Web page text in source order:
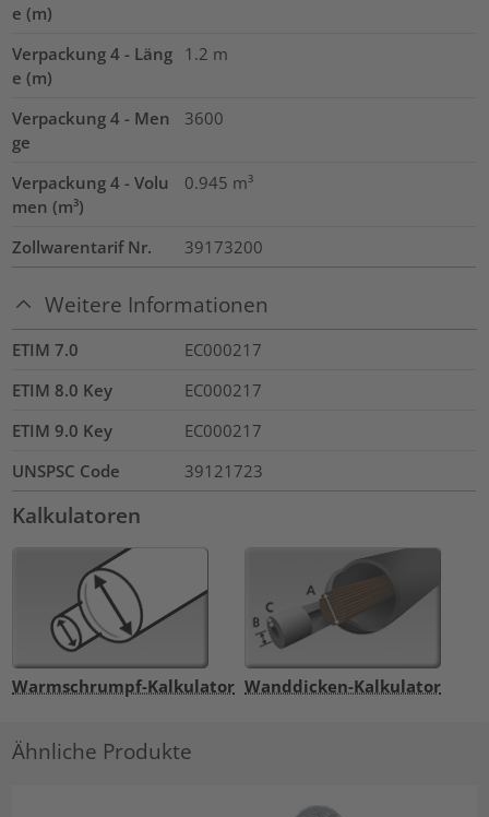
e (m)
Verpackung 4 - Läng
e (m)
1.2 m
Verpackung 4 - Men
ge
3600
Verpackung 4 - Volu
men (m³)
0.945 m³
Zollwarentarif Nr. 39173200
Weitere Informationen
ETIM 7.0
EC000217
ETIM 8.0 Key
EC000217
ETIM 9.0 Key
EC000217
UNSPSC Code
39121723
Kalkulatoren
Warmschrumpf-Kalkulator Wanddicken-Kalkulator
Ähnliche Produkte